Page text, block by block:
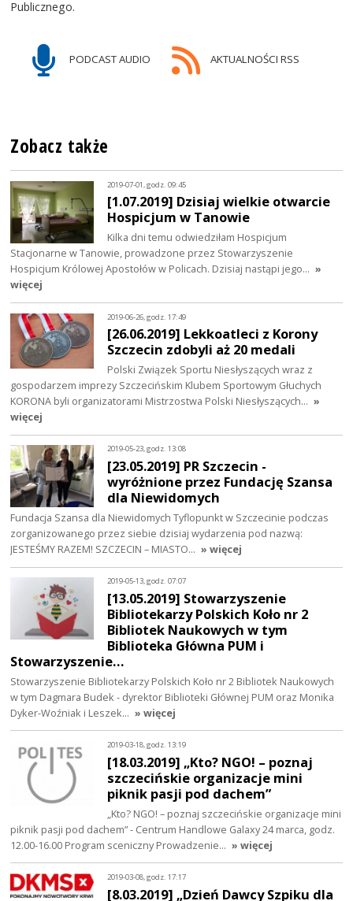
Publicznego.
PODCAST AUDIO AKTUALNOŚCI RSS
Zobacz także
2019-07-01, godz. 09:45
[1.07.2019] Dzisiaj wielkie otwarcie
Hospicjum w Tanowie
Kilka dni temu odwiedziłam Hospicjum
Stacjonarne w Tanowie, prowadzone przez Stowarzyszenie
Hospicjum Królowej Apostołów w Policach. Dzisiaj nastąpi jego… »
więcej
2019-06-26, godz. 17:49
[26.06.2019] Lekkoatleci z Korony
Szczecin zdobyli aż 20 medali
Polski Związek Sportu Niesłyszących wraz z
gospodarzem imprezy Szczecińskim Klubem Sportowym Głuchych
KORONA byli organizatorami Mistrzostwa Polski Niesłyszących… »
więcej
2019-05-23, godz. 13:08
[23.05.2019] PR Szczecin -
wyróżnione przez Fundację Szansa
dla Niewidomych
Fundacja Szansa dla Niewidomych Tyflopunkt w Szczecinie podczas
zorganizowanego przez siebie dzisiaj wydarzenia pod nazwą:
JESTEŚMY RAZEM! SZCZECIN – MIASTO… » więcej
2019-05-13, godz. 07:07
[13.05.2019] Stowarzyszenie
Bibliotekarzy Polskich Koło nr 2
Bibliotek Naukowych w tym
Biblioteka Główna PUM i
Stowarzyszenie…
Stowarzyszenie Bibliotekarzy Polskich Koło nr 2 Bibliotek Naukowych
w tym Dagmara Budek - dyrektor Biblioteki Głównej PUM oraz Monika
Dyker-Woźniak i Leszek… » więcej
2019-03-18, godz. 13:19
[18.03.2019] „Kto? NGO! – poznaj
szczecińskie organizacje mini
piknik pasji pod dachem”
„Kto? NGO! – poznaj szczecińskie organizacje mini
piknik pasji pod dachem” - Centrum Handlowe Galaxy 24 marca, godz.
12.00-16.00 Program sceniczny Prowadzenie… » więcej
2019-03-08, godz. 17:17
[8.03.2019] „Dzień Dawcy Szpiku dla